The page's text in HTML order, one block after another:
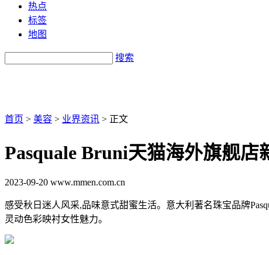
热点
标签
地图
搜索
首页 > 美容 > 业界资讯 > 正文
Pasquale Bruni天猫海外旗舰
2023-09-20 www.mmen.com.cn
感受秋日迷人风采,品味意式甜蜜生活。意大利著名珠宝品牌
灵动色彩映衬女性魅力。